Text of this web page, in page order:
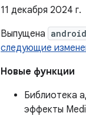
11 декабря 2024 г.
Выпущена
следующие
Новые функции
Библиотека
эффекты